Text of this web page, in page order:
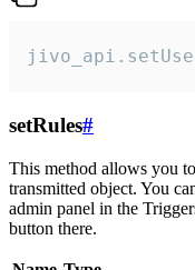
setRules#
This method allows you
transmitted object. You
admin panel in the
button there.